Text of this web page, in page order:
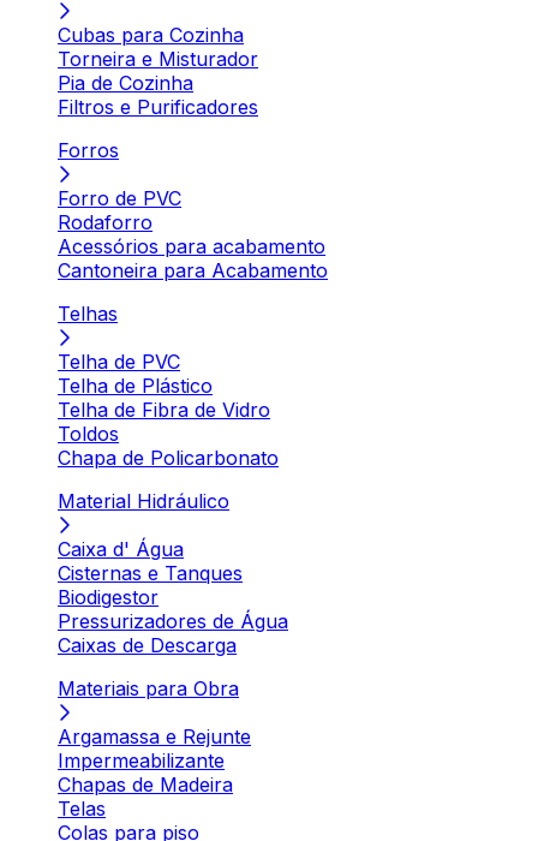
Cubas para Cozinha
Torneira e Misturador
Pia de Cozinha
Filtros e Purificadores
Forros
Forro de PVC
Rodaforro
Acessórios para acabamento
Cantoneira para Acabamento
Telhas
Telha de PVC
Telha de Plástico
Telha de Fibra de Vidro
Toldos
Chapa de Policarbonato
Material Hidráulico
Caixa d' Água
Cisternas e Tanques
Biodigestor
Pressurizadores de Água
Caixas de Descarga
Materiais para Obra
Argamassa e Rejunte
Impermeabilizante
Chapas de Madeira
Telas
Colas para piso